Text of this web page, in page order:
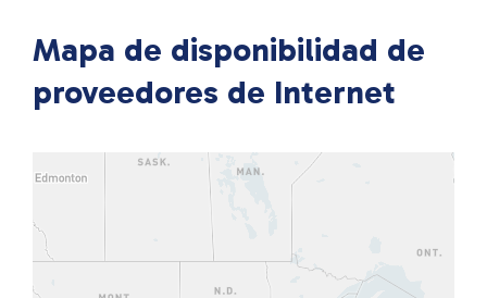
Mapa de disponibilidad de
proveedores de Internet